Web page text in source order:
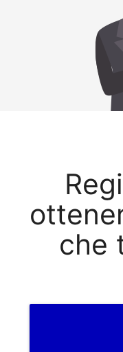
che